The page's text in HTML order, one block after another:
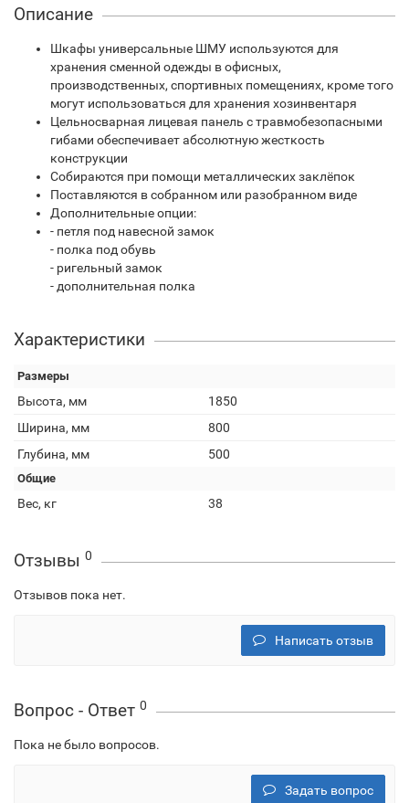
Описание
Шкафы универсальные ШМУ используются для
хранения сменной одежды в офисных,
производственных, спортивных помещениях, кроме того
могут использоваться для хранения хозинвентаря
Цельносварная лицевая панель с травмобезопасными
гибами обеспечивает абсолютную жесткость
конструкции
Собираются при помощи металлических заклёпок
Поставляются в собранном или разобранном виде
Дополнительные опции:
- петля под навесной замок
- полка под обувь
- ригельный замок
- дополнительная полка
Характеристики
Размеры
Высота, мм
1850
Ширина, мм
800
Глубина, мм
500
Общие
Вес, кг 38
Отзывы 0
Отзывов пока нет.
Написать отзыв
Вопрос - Ответ 0
Пока не было вопросов.
Задать вопрос